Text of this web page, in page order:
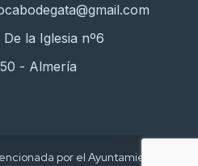
De la Iglesia nº6
- Almería
por el Ayuntamiento de